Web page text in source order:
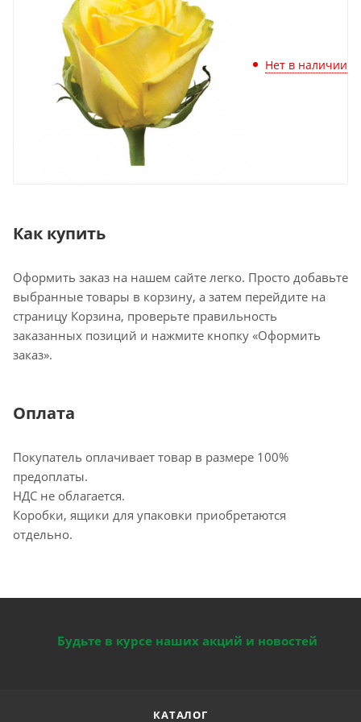
Нет в наличии
Как купить
Оформить заказ на нашем сайте легко. Просто добавьте
выбранные товары в корзину, а затем перейдите на
страницу Корзина, проверьте правильность
заказанных позиций и нажмите кнопку «Оформить
заказ».
Оплата
Покупатель оплачивает товар в размере 100%
предоплаты.
НДС не облагается.
Коробки, ящики для упаковки приобретаются
отдельно.
Будьте в курсе наших акций и новостей
КАТАЛОГ